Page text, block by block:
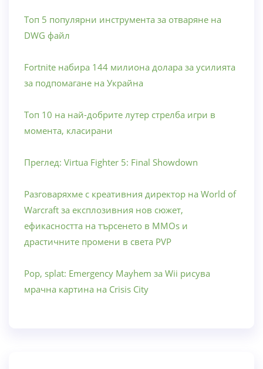
Топ 5 популярни инструмента за отваряне на
DWG файл
Fortnite набира 144 милиона долара за усилията
за подпомагане на Украйна
Топ 10 на най-добрите лутер стрелба игри в
момента, класирани
Преглед: Virtua Fighter 5: Final Showdown
Разговаряхме с креативния директор на World of
Warcraft за експлозивния нов сюжет,
ефикасността на търсенето в MMOs и
драстичните промени в света PVP
Pop, splat: Emergency Mayhem за Wii рисува
мрачна картина на Crisis City